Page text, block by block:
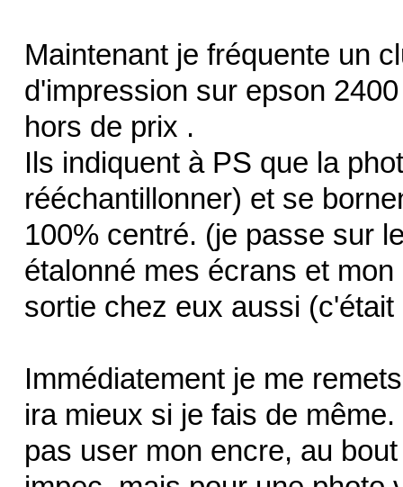
Maintenant je fréquente un
d'impression sur epson
hors de prix .
Ils indiquent à PS que la
rééchantillonner) et se
100% centré. (je passe sur
étalonné mes écrans et
sortie chez eux aussi (c'était
Immédiatement je me
ira mieux si je fais de
pas user mon encre, au